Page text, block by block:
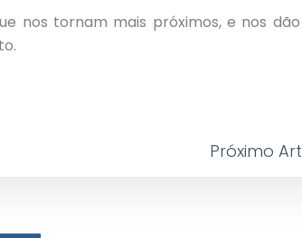
nos tornam mais próximos, e nos
Próximo